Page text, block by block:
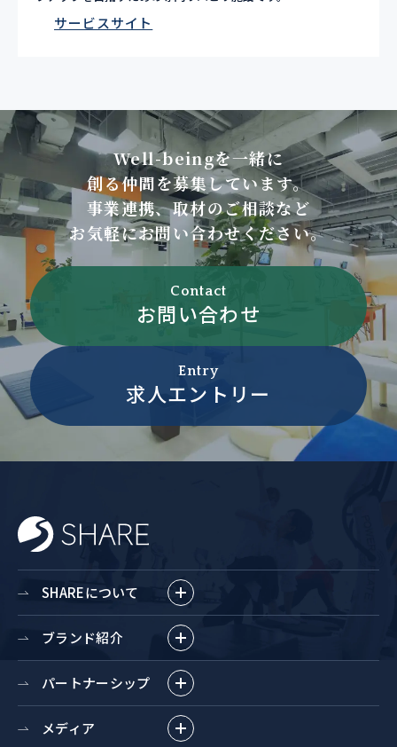
サービスサイト
Well-beingを一緒に
創る仲間を募集しています。
事業連携、取材のご相談など
お気軽にお問い合わせください。
Contact
お問い合わせ
Entry
求人エントリー
SHAREについて
ブランド紹介
パートナーシップ
メディア